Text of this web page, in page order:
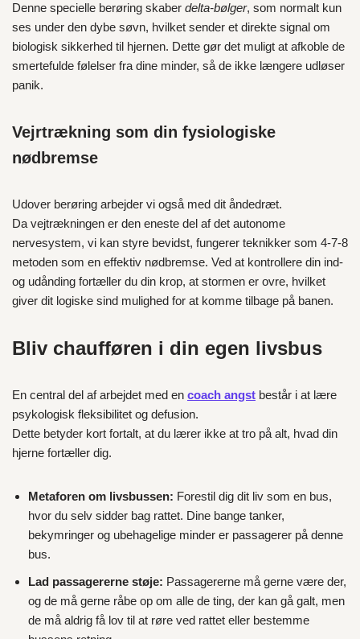
Denne specielle berøring skaber delta-bølger, som normalt kun
ses under den dybe søvn, hvilket sender et direkte signal om
biologisk sikkerhed til hjernen. Dette gør det muligt at afkoble de
smertefulde følelser fra dine minder, så de ikke længere udløser
panik.
Vejrtrækning som din fysiologiske
nødbremse
Udover berøring arbejder vi også med dit åndedræt.
Da vejtrækningen er den eneste del af det autonome
nervesystem, vi kan styre bevidst, fungerer teknikker som 4-7-8
metoden som en effektiv nødbremse. Ved at kontrollere din ind-
og udånding fortæller du din krop, at stormen er ovre, hvilket
giver dit logiske sind mulighed for at komme tilbage på banen.
Bliv chaufføren i din egen livsbus
En central del af arbejdet med en coach angst består i at lære
psykologisk fleksibilitet og defusion.
Dette betyder kort fortalt, at du lærer ikke at tro på alt, hvad din
hjerne fortæller dig.
Metaforen om livsbussen: Forestil dig dit liv som en bus,
hvor du selv sidder bag rattet. Dine bange tanker,
bekymringer og ubehagelige minder er passagerer på denne
bus.
Lad passagererne støje: Passagererne må gerne være der,
og de må gerne råbe op om alle de ting, der kan gå galt, men
de må aldrig få lov til at røre ved rattet eller bestemme